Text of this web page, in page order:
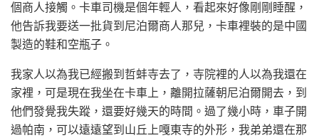
個商人接觸。卡車司機是個年輕人，看起來好像剛剛睡醒，
他告訴我要送一批貨到尼泊爾商人那兒，卡車裡裝的是中國
製造的鞋和空瓶子。
我家人以為我已經搬到哲蚌寺去了，寺院裡的人以為我還在
家裡，可是現在我坐在卡車上，離開拉薩朝尼泊爾開去，到
他們發覺我失蹤，還要好幾天的時間。過了幾小時，車子開
過帕南，可以遠遠望到山丘上嘎東寺的外形，我弟弟還在那